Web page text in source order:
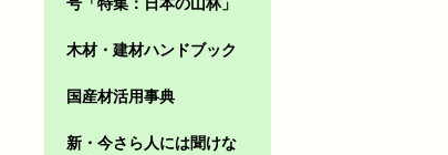
木材・建材ハンドブック
国産材活用事典
新・今さら人には聞けな